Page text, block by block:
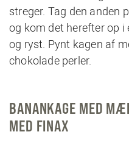
streger. Tag den anden
og kom det herefter op
og ryst. Pynt kagen af
chokolade perler.
BANANKAGE MED
MED FINAX